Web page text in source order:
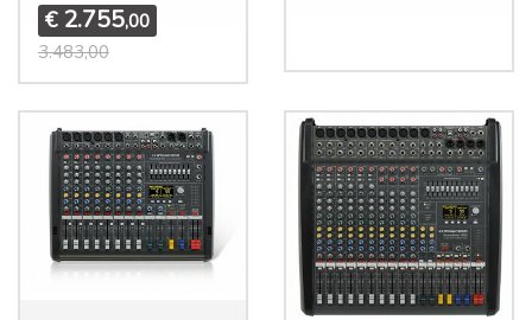
€ 2.755,00
3.483,00